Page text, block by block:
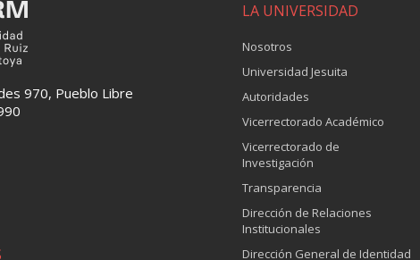
970, Pueblo Libre
LA UNIVERSIDAD
Nosotros
Universidad Jesuita
Autoridades
Vicerrectorado Académico
Vicerrectorado de
Investigación
Transparencia
Dirección de Relaciones
Institucionales
Dirección General de Identidad